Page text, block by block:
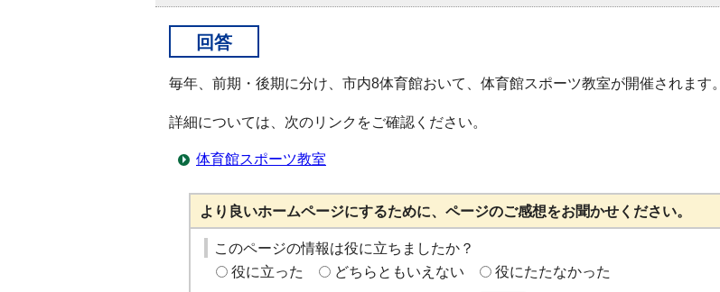
回答
毎年、前期・後期に分け、市内8体育館おいて、体育館スポーツ教室が開催されます。
詳細については、次のリンクをご確認ください。
体育館スポーツ教室
より良いホームページにするために、ページのご感想をお聞かせください。
このページの情報は役に立ちましたか？
役に立った
どちらともいえない 役にたたなかった